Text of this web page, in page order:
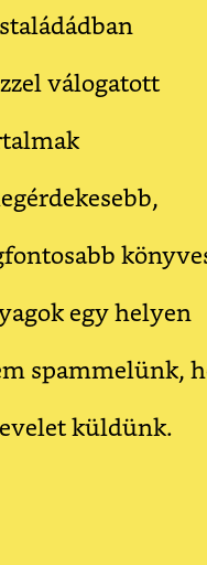
válogatott
egy helyen
spammelünk,
küldünk.